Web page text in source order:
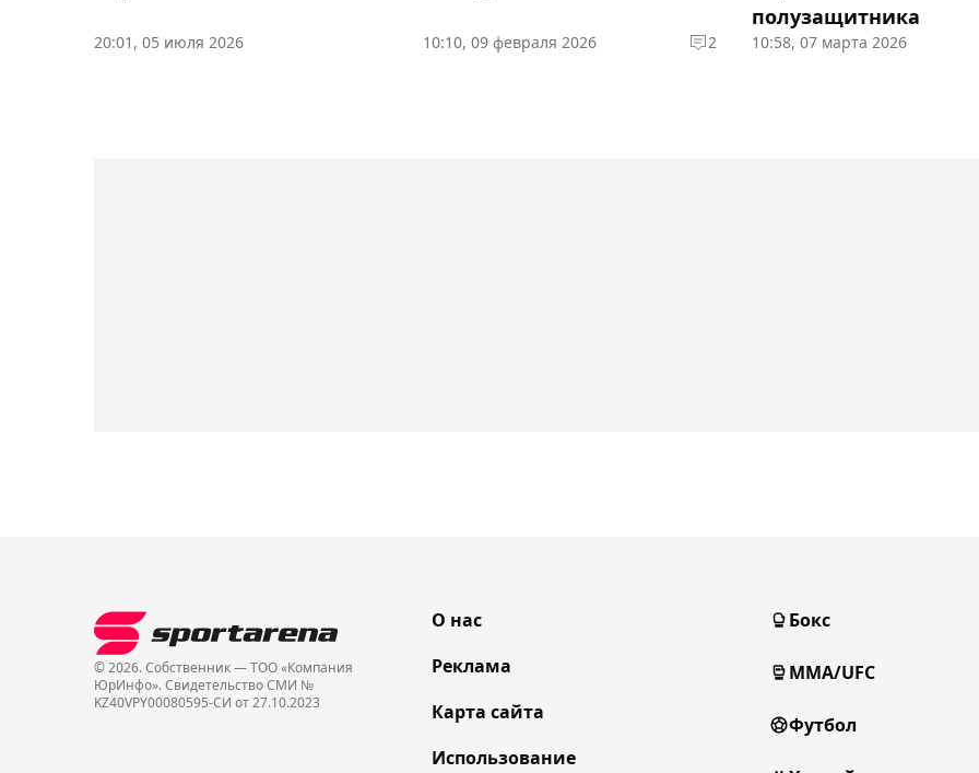
20:01, 05 июля 2026 10:10, 09 февраля 2026 2
полузащитника
10:58, 07 марта 2026
© 2026. Собственник — ТОО «Компания
ЮрИнфо». Cвидетельство СМИ №
KZ40VPY00080595-СИ от 27.10.2023
О нас
Реклама
Карта сайта
Использование
Бокс
MMA/UFC
Футбол